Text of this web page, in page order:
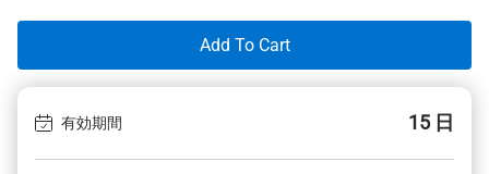
Add To Cart
有効期間 15 日